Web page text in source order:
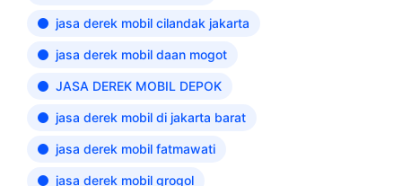
jasa derek mobil cilandak jakarta
jasa derek mobil daan mogot
JASA DEREK MOBIL DEPOK
jasa derek mobil di jakarta barat
jasa derek mobil fatmawati
jasa derek mobil grogol